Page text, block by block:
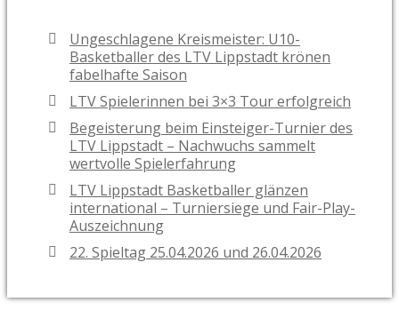
Ungeschlagene Kreismeister: U10-
Basketballer des LTV Lippstadt krönen
fabelhafte Saison
LTV Spielerinnen bei 3×3 Tour erfolgreich
Begeisterung beim Einsteiger-Turnier des
LTV Lippstadt – Nachwuchs sammelt
wertvolle Spielerfahrung
LTV Lippstadt Basketballer glänzen
international – Turniersiege und Fair-Play-
Auszeichnung
22. Spieltag 25.04.2026 und 26.04.2026